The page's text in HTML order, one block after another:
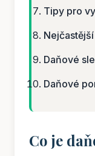
Tipy pro
Daňové
Daňové
Co je